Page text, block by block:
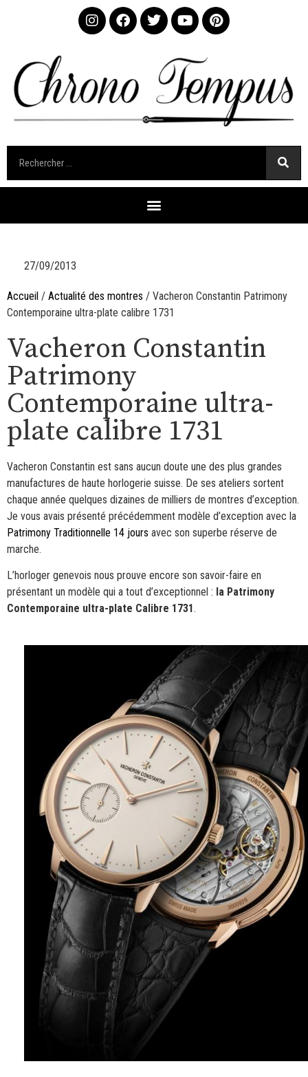
27/09/2013
Accueil / Actualité des montres / Vacheron Constantin Patrimony
Contemporaine ultra-plate calibre 1731
Vacheron Constantin
Patrimony
Contemporaine ultra-
plate calibre 1731
Vacheron Constantin est sans aucun doute une des plus grandes
manufactures de haute horlogerie suisse. De ses ateliers sortent
chaque année quelques dizaines de milliers de montres d’exception.
Je vous avais présenté précédemment modèle d’exception avec la
Patrimony Traditionnelle 14 jours avec son superbe réserve de
marche.
L’horloger genevois nous prouve encore son savoir-faire en
présentant un modèle qui a tout d’exceptionnel : la Patrimony
Contemporaine ultra-plate Calibre 1731.